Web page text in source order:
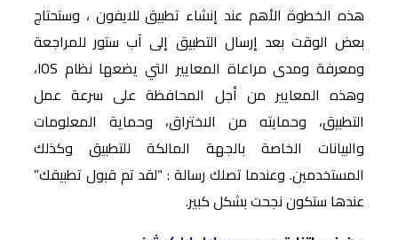
هذه الخطوة الأهم عند إنشاء تطبيق للايفون ، وستحتاج
بعض الوقت بعد إرسال التطبيق إلى آب ستور للمراجعة
ومعرفة ومدى مراعاة المعايير التي يضعها نظام IOS،
وهذه المعايير من أجل المحافظة على سرعة عمل
التطبيق، وحمايته من الاختراق، وحماية المعلومات
والبيانات الخاصة بالجهة المالكة للتطبيق وكذلك
المستخدمين. وعندما تصلك رسالة : “لقد تم قبول تطبيقك”
عندها ستكون نجحت بشكل كبير.